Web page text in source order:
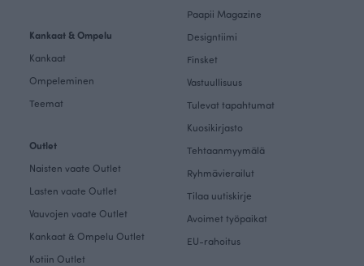
Kankaat & Ompelu
Kankaat
Ompeleminen
Teemat
Outlet
Naisten vaate Outlet
Lasten vaate Outlet
Vauvojen vaate Outlet
Kankaat & Ompelu Outlet
Kotiin Outlet
Paapii Magazine
Designtiimi
Finsket
Vastuullisuus
Tulevat tapahtumat
Kuosikirjasto
Tehtaanmyymälä
Ryhmävierailut
Tilaa uutiskirje
Avoimet työpaikat
EU-rahoitus